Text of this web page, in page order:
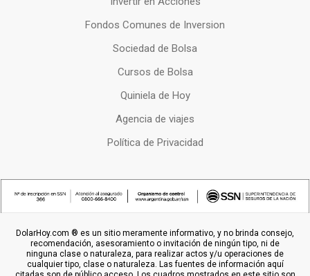
Fondos Comunes de Inversion
Sociedad de Bolsa
Cursos de Bolsa
Quiniela de Hoy
Agencia de viajes
Política de Privacidad
DolarHoy.com ® es un sitio meramente informativo, y no brinda consejo,
recomendación, asesoramiento o invitación de ningún tipo, ni de
ninguna clase o naturaleza, para realizar actos y/u operaciones de
cualquier tipo, clase o naturaleza. Las fuentes de información aquí